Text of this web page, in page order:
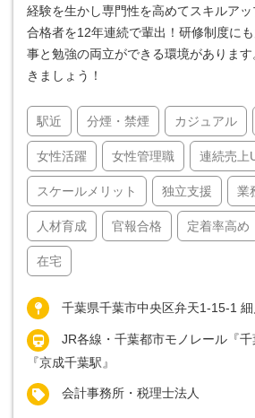
経験を生かし専門性を高めてスキルア
合格者を12年連続で輩出！研修制度に
事と勉強の両立ができる環境がありま
きましょう！
駅近 分煙・禁煙 カジュアル
女性活躍 女性管理職 連続売上
スケールメリット 独立支援 業
人材育成 官報合格 定着率高め
在宅
千葉県千葉市中央区弁天1-15-1
JR各線・千葉都市モノレール『
『京成千葉駅』
会計事務所・税理士法人